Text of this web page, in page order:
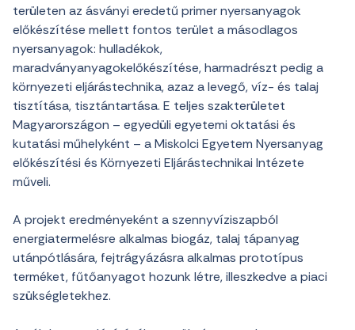
területen az ásványi eredetű primer nyersanyagok
előkészítése mellett fontos terület a másodlagos
nyersanyagok: hulladékok,
maradványanyagokelőkészítése, harmadrészt pedig a
környezeti eljárástechnika, azaz a levegő, víz- és talaj
tisztítása, tisztántartása. E teljes szakterületet
Magyarországon – egyedüli egyetemi oktatási és
kutatási műhelyként – a Miskolci Egyetem Nyersanyag
előkészítési és Környezeti Eljárástechnikai Intézete
műveli.
A projekt eredményeként a szennyvíziszapból
energiatermelésre alkalmas biogáz, talaj tápanyag
utánpótlására, fejtrágyázásra alkalmas prototípus
terméket, fűtőanyagot hozunk létre, illeszkedve a piaci
szükségletekhez.